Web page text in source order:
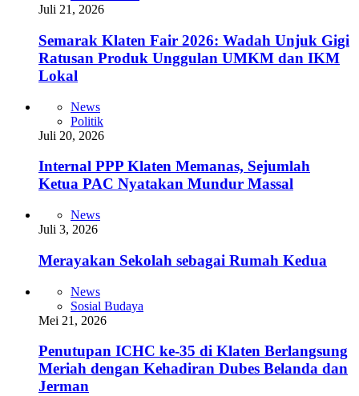
Juli 21, 2026
Semarak Klaten Fair 2026: Wadah Unjuk Gigi
Ratusan Produk Unggulan UMKM dan IKM
Lokal
News
Politik
Juli 20, 2026
Internal PPP Klaten Memanas, Sejumlah
Ketua PAC Nyatakan Mundur Massal
News
Juli 3, 2026
Merayakan Sekolah sebagai Rumah Kedua
News
Sosial Budaya
Mei 21, 2026
Penutupan ICHC ke-35 di Klaten Berlangsung
Meriah dengan Kehadiran Dubes Belanda dan
Jerman